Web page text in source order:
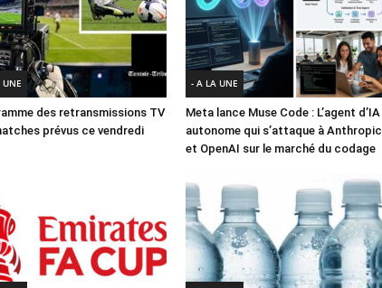
des retransmissions TV
prévus ce vendredi
- A LA UNE
Meta lance Muse Code : L’agent d’IA
autonome qui s’attaque à Anthropic
et OpenAI sur le marché du codage